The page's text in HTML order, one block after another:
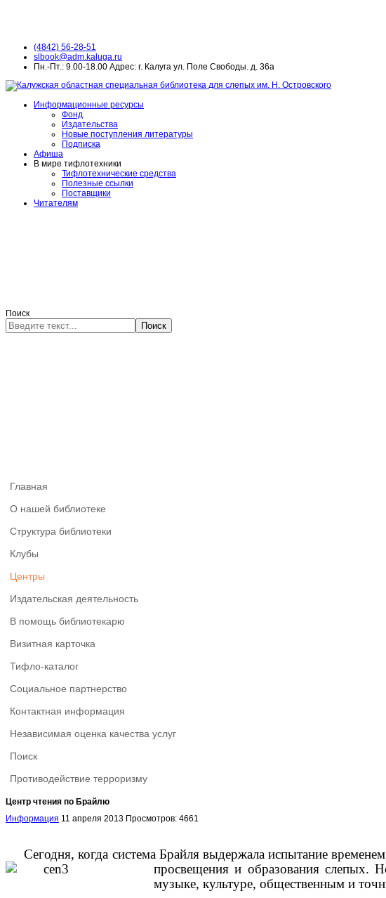
(4842) 56-28-51
slbook@adm.kaluga.ru
Пн.-Пт.: 9.00-18.00 Адрес: г. Калуга ул. Поле Свободы. д. 36а
Информационные ресурсы
Фонд
Издательства
Новые поступления литературы
Подписка
Афиша
В мире тифлотехники
Тифлотехнические средства
Полезные ссылки
Поставщики
Читателям
Поиск
Поиск
Главная
О нашей библиотеке
Структура библиотеки
Клубы
Центры
Издательская деятельность
В помощь библиотекарю
Визитная карточка
Тифло-каталог
Социальное партнерство
Контактная информация
Независимая оценка качества услуг
Поиск
Противодействие терроризму
Центр чтения по Брайлю
Информация 11 апреля 2013 Просмотров: 4661
Сегодня, когда система Брайля выдержала испытание
просвещения и образования слепых.
музыке, культуре, общественным и